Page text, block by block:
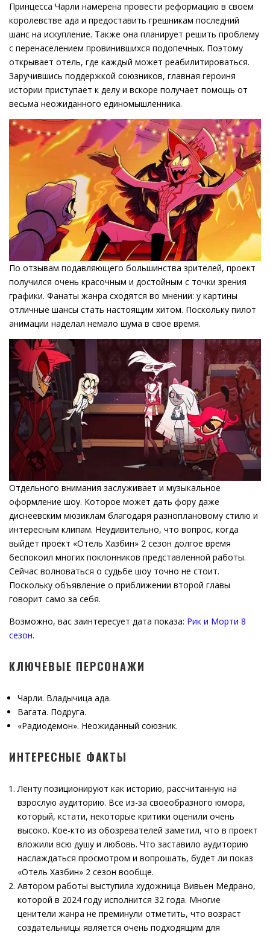
Принцесса Чарли намерена провести реформацию в своем
королевстве ада и предоставить грешникам последний
шанс на искупление. Также она планирует решить проблему
с перенаселением провинившихся подопечных. Поэтому
открывает отель, где каждый может реабилитироваться.
Заручившись поддержкой союзников, главная героиня
истории приступает к делу и вскоре получает помощь от
весьма неожиданного единомышленника.
По отзывам подавляющего большинства зрителей, проект
получился очень красочным и достойным с точки зрения
графики. Фанаты жанра сходятся во мнении: у картины
отличные шансы стать настоящим хитом. Поскольку пилот
анимации наделал немало шума в свое время.
Отдельного внимания заслуживает и музыкальное
оформление шоу. Которое может дать фору даже
диснеевским мюзиклам благодаря разноплановому стилю и
интересным клипам. Неудивительно, что вопрос, когда
выйдет проект «Отель Хазбин» 2 сезон долгое время
беспокоил многих поклонников представленной работы.
Сейчас волноваться о судьбе шоу точно не стоит.
Поскольку объявление о приближении второй главы
говорит само за себя.
Возможно, вас заинтересует дата показа: Рик и Морти 8
сезон.
КЛЮЧЕВЫЕ ПЕРСОНАЖИ
Чарли. Владычица ада.
Вагата. Подруга.
«Радиодемон». Неожиданный союзник.
ИНТЕРЕСНЫЕ ФАКТЫ
Ленту позиционируют как историю, рассчитанную на
взрослую аудиторию. Все из-за своеобразного юмора,
который, кстати, некоторые критики оценили очень
высоко. Кое-кто из обозревателей заметил, что в проект
вложили всю душу и любовь. Что заставило аудиторию
наслаждаться просмотром и вопрошать, будет ли показ
«Отель Хазбин» 2 сезон вообще.
Автором работы выступила художница Вивьен Медрано,
которой в 2024 году исполнится 32 года. Многие
ценители жанра не преминули отметить, что возраст
создательницы является очень подходящим для